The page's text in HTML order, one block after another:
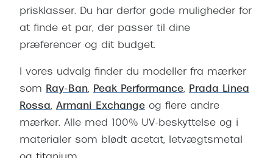
prisklasser. Du har derfor gode muligheder for
at finde et par, der passer til dine
præferencer og dit budget.
I vores udvalg finder du modeller fra mærker
som
Ray-Ban, Peak Performance,
Prada Linea
Rossa, Armani Exchange og flere andre
mærker. Alle med 100% UV-beskyttelse og i
materialer som blødt acetat, letvægtsmetal